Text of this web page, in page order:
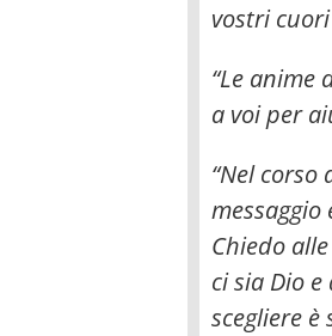
vostri
“Le anime
a voi per
“Nel
messaggio
Chiedo
ci sia Dio
scegliere è